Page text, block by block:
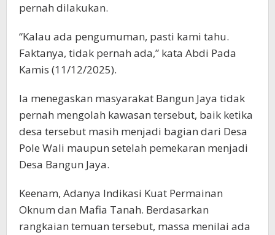
pernah dilakukan.
“Kalau ada pengumuman, pasti kami tahu.
Faktanya, tidak pernah ada,” kata Abdi Pada
Kamis (11/12/2025).
Ia menegaskan masyarakat Bangun Jaya tidak
pernah mengolah kawasan tersebut, baik ketika
desa tersebut masih menjadi bagian dari Desa
Pole Wali maupun setelah pemekaran menjadi
Desa Bangun Jaya.
Keenam, Adanya Indikasi Kuat Permainan
Oknum dan Mafia Tanah. Berdasarkan
rangkaian temuan tersebut, massa menilai ada